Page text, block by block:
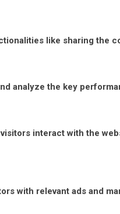
like sharing the
analyze the key
interact with the
with relevant ads and